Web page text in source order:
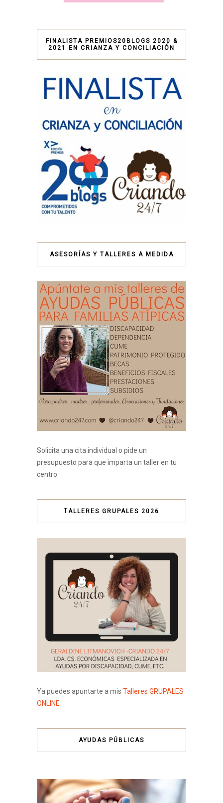
FINALISTA PREMIOS20BLOGS 2020 &
2021 EN CRIANZA Y CONCILIACIÓN
ASESORÍAS Y TALLERES A MEDIDA
Solicita una cita individual o pide un
presupuesto para que imparta un taller en tu
centro.
TALLERES GRUPALES 2026
Ya puedes apuntarte a mis Talleres GRUPALES
ONLINE
AYUDAS PÚBLICAS